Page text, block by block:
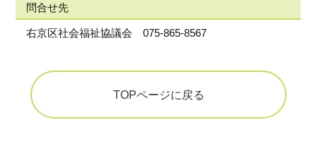
問合せ先
右京区社会福祉協議会 075-865-8567
TOPページに戻る